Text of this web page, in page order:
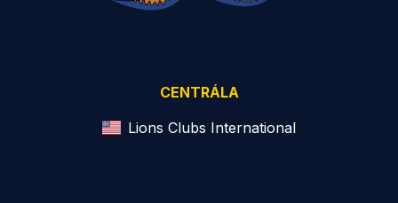
CENTRÁLA
Lions Clubs International